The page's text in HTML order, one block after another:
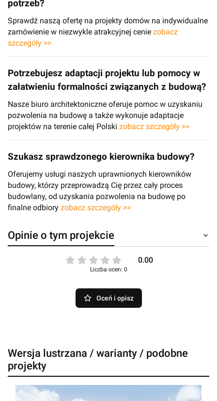
potrzeb?
Sprawdź naszą ofertę na projekty domów na indywidualne
zamówienie w niezwykle atrakcyjnej cenie zobacz
szczegóły >>
Potrzebujesz adaptacji projektu lub pomocy w
załatwieniu formalności związanych z budową?
Nasze biuro architektoniczne oferuje pomoc w uzyskaniu
pozwolenia na budowę a także wykonuje adaptacje
projektów na terenie całej Polski zobacz szczegóły >>
Szukasz sprawdzonego kierownika budowy?
Oferujemy usługi naszych uprawnionych kierowników
budowy, którzy przeprowadzą Cię przez cały proces
budowlany, od uzyskania pozwolenia na budowę po
finalne odbiory zobacz szczegóły >>
Opinie o tym projekcie
0.00
Liczba ocen: 0
Oceń i opisz
Wersja lustrzana / warianty / podobne
projekty